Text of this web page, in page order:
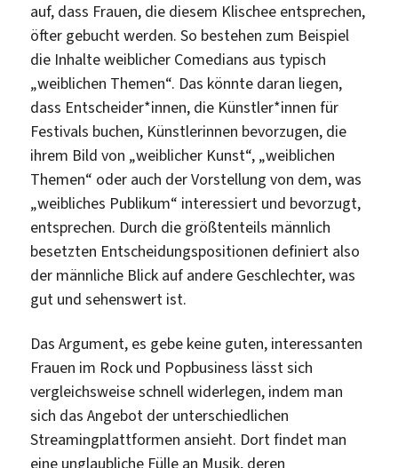
auf, dass Frauen, die diesem Klischee entsprechen,
öfter gebucht werden. So bestehen zum Beispiel
die Inhalte weiblicher Comedians aus typisch
„weiblichen Themen“. Das könnte daran liegen,
dass Entscheider*innen, die Künstler*innen für
Festivals buchen, Künstlerinnen bevorzugen, die
ihrem Bild von „weiblicher Kunst“, „weiblichen
Themen“ oder auch der Vorstellung von dem, was
„weibliches Publikum“ interessiert und bevorzugt,
entsprechen. Durch die größtenteils männlich
besetzten Entscheidungspositionen definiert also
der männliche Blick auf andere Geschlechter, was
gut und sehenswert ist.
Das Argument, es gebe keine guten, interessanten
Frauen im Rock und Popbusiness lässt sich
vergleichsweise schnell widerlegen, indem man
sich das Angebot der unterschiedlichen
Streamingplattformen ansieht. Dort findet man
eine unglaubliche Fülle an Musik, deren